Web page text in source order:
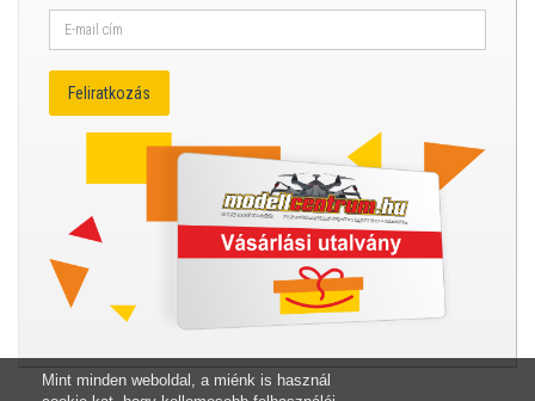
Mint minden weboldal, a miénk is használ